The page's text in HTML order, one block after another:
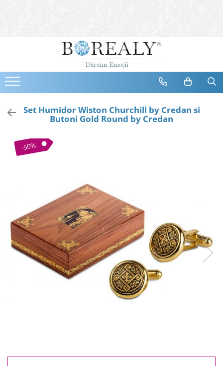
Bijuterii
Cercei
Bratari
Coliere
Tiare
Bijuterii Mirese
Selectii
Reduceri
Cele mai noi
Cele mai vandute
Cele mai votate
Set Humidor Wiston Churchill by Credan si
Butoni Gold Round by Credan
-50%